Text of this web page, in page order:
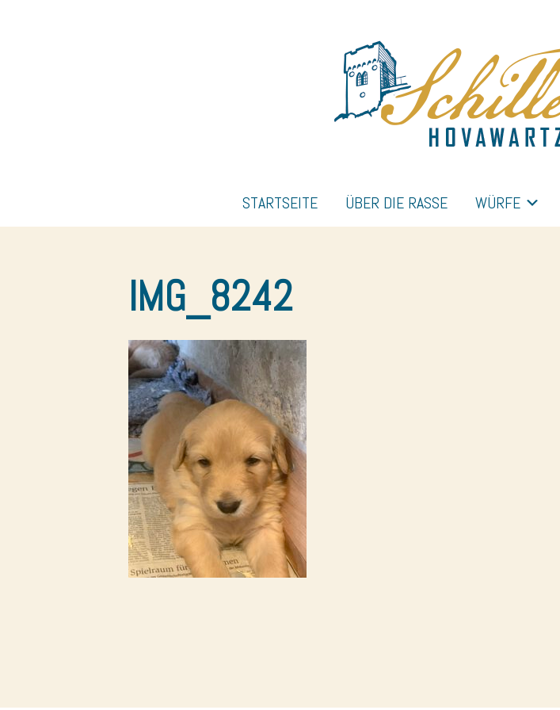
STARTSEITE ÜBER DIE RASSE WÜRFE
IMG_8242